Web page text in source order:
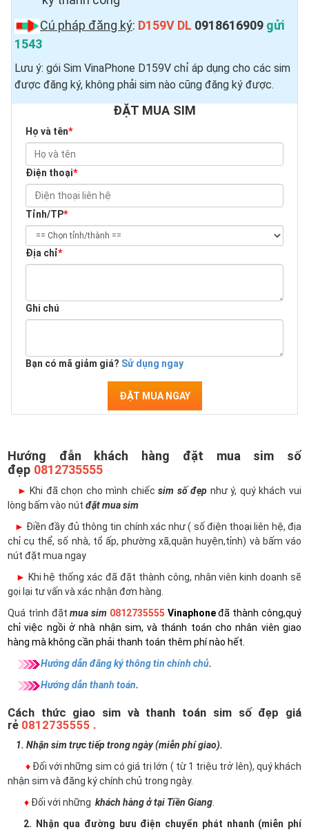
Cú pháp đăng ký: D159V DL 0918616909 gửi
1543
Lưu ý: gói Sim VinaPhone D159V chỉ áp dụng cho các sim
được đăng ký, không phải sim nào cũng đăng ký được.
ĐẶT MUA SIM
Họ và tên*
Điện thoại*
Tỉnh/TP*
Địa chỉ*
Ghi chú
Bạn có mã giảm giá? Sử dụng ngay
ĐẶT MUA NGAY
Hướng đẫn khách hàng đặt mua sim số
đẹp 0812735555
► Khi đã chọn cho mình chiếcsim số đẹp như ý, quý khách vui
lòng bấm vào nút đặt mua sim
► Điền đầy đủ thông tin chính xác như ( số điện thoại liên hệ, địa
chỉ cụ thể, số nhà, tổ ấp, phường xã,quận huyện,tỉnh) và bấm váo
nút đặt mua ngay
► Khi hệ thống xác đã đặt thành công, nhân viên kinh doanh sẽ
gọi lại tư vấn và xác nhận đơn hàng.
Quá trình đặtmua sim 0812735555 Vinaphoneđã thành công,quý
chỉ việc ngồi ở nhà nhận sim, và thánh toán cho nhân viên giao
hàng mà không cần phải thanh toán thêm phí nào hết.
Hướng dẫn đăng ký thông tin chính chủ.
Hướng dẫn thanh toán.
Cách thức giao sim và thanh toán sim số đẹp giá
rẻ 0812735555 .
1. Nhận sim trực tiếp trong ngày (miễn phí giao).
♦ Đối với những sim có giá trị lớn ( từ 1 triệu trở lên), quý khách
nhận sim và đăng ký chính chủ trong ngày.
♦ Đối với những khách hàng ở tại Tiền Giang
2. Nhận qua đường bưu điện chuyển phát nhanh (miễn phí